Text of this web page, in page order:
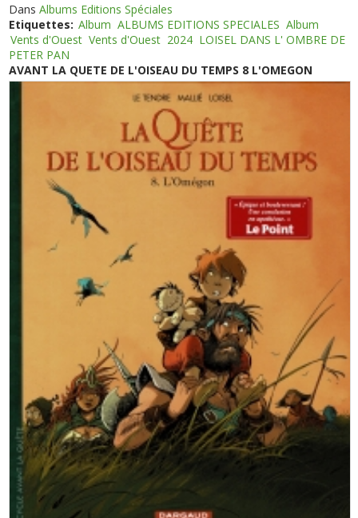
DansAlbums Editions Spéciales
Etiquettes: Album ALBUMS EDITIONS SPECIALES Album
Vents d'Ouest Vents d'Ouest 2024 LOISEL DANS L' OMBRE DE
PETER PAN
AVANT LA QUETE DE L'OISEAU DU TEMPS 8 L'OMEGON